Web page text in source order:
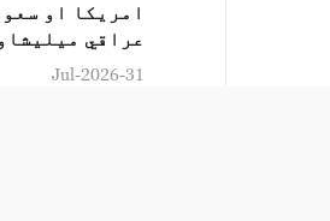
امريکا او
عراقي
31-Jul-2026